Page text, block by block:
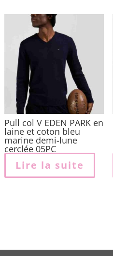
Pull col V EDEN PARK en
laine et coton bleu
marine demi-lune
cerclée 05PC
Lire la suite